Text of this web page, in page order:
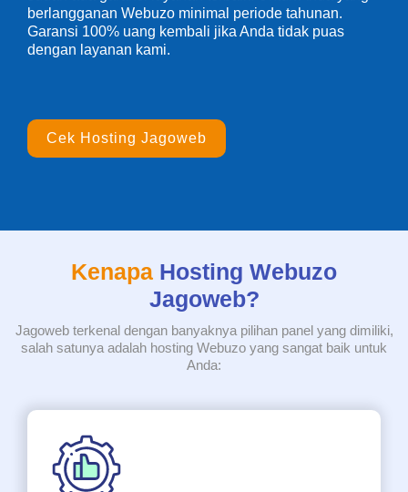
berlangganan Webuzo minimal periode tahunan.
Garansi 100% uang kembali jika Anda tidak puas
dengan layanan kami.
Cek Hosting Jagoweb
Kenapa Hosting Webuzo
Jagoweb?
Jagoweb terkenal dengan banyaknya pilihan panel yang dimiliki,
salah satunya adalah hosting Webuzo yang sangat baik untuk
Anda: